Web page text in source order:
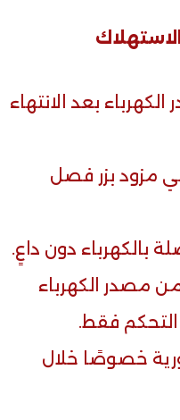
بعد الانتهاء
مزود بزر فصل
بالكهرباء دون داعٍ.
مصدر الكهرباء
التحكم فقط.
خصوصًا خلال